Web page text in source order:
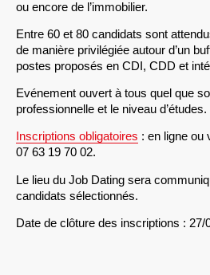
ou encore de l’immobilier.
Entre 60 et 80 candidats sont
de manière privilégiée autour d’un
postes proposés en CDI, CDD et
Evénement ouvert à tous quel que
professionnelle et le niveau d’études.
Inscriptions obligatoires : en ligne ou
07 63 19 70 02.
Le lieu du Job Dating sera
candidats sélectionnés.
Date de clôture des inscriptions : 27/